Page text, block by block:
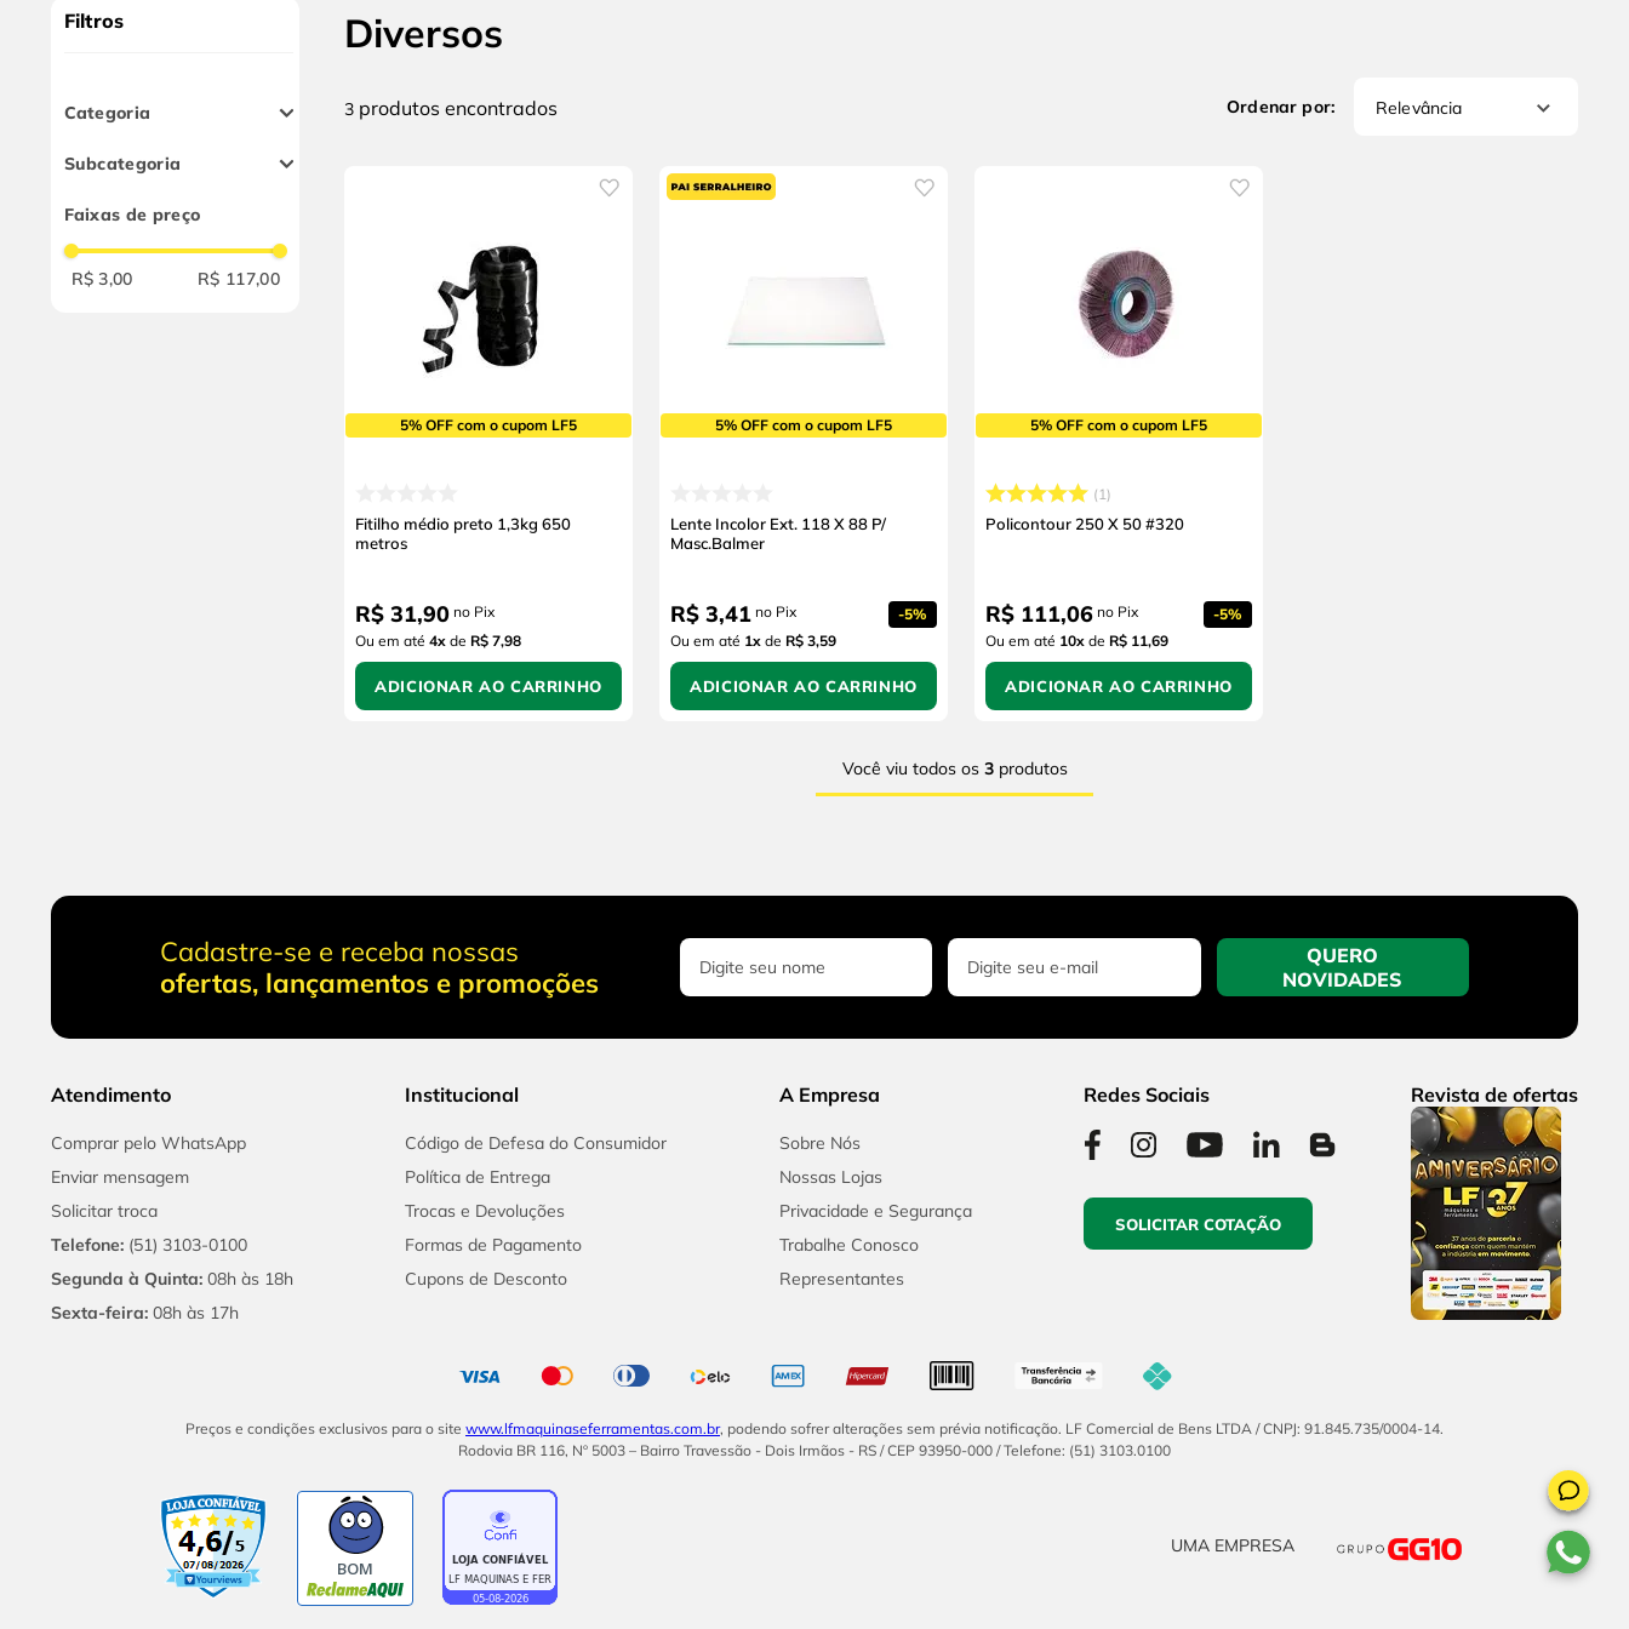
Filtros
Categoria
Máscara de Solda
Cordas
Subcategoria
Faixas de preço
R$ 3,00 R$ 117,00
Diversos
3 produtos Relevância
5% OFF com o cupom LF5
Fitilho médio preto 1,3kg 650
metros
R$ 31,90 no Pix
Ou em até 4x de R$ 7,98
ADICIONAR AO CARRINHO
5% OFF com o cupom LF5
Lente Incolor Ext. 118 X 88 P/
Masc.Balmer
R$ 3,41 no Pix -5%
Ou em até 1x de R$ 3,59
ADICIONAR AO CARRINHO
5% OFF com o cupom LF5
1
Policontour 250 X 50 #320
R$ 111,06 no Pix -5%
Ou em até 10x de R$ 11,69
ADICIONAR AO CARRINHO
Você viu todos os 3produtos
Cadastre-se e receba nossas
ofertas, lançamentos e promoções
QUERO
NOVIDADES
Atendimento
Comprar pelo WhatsApp
Enviar mensagem
Solicitar troca
Telefone: (51) 3103-0100
Segunda à Quinta: 08h às 18h
Sexta-feira: 08h às 17h
Institucional
Código de Defesa do Consumidor
Política de Entrega
Trocas e Devoluções
Formas de Pagamento
Cupons de Desconto
A Empresa
Sobre Nós
Nossas Lojas
Privacidade e Segurança
Trabalhe Conosco
Representantes
Redes Sociais
SOLICITAR COTAÇÃO
Revista de ofertas
Preços e condições exclusivos para o site www.lfmaquinaseferramentas.com.br, podendo sofrer alterações sem prévia notificação. LF Comercial de Bens LTDA / CNPJ: 91.845.735/0004-14.
Rodovia BR 116, Nº 5003 – Bairro Travessão - Dois Irmãos - RS / CEP 93950-000 / Telefone: (51) 3103.0100
BOM
UMA EMPRESA
alicate